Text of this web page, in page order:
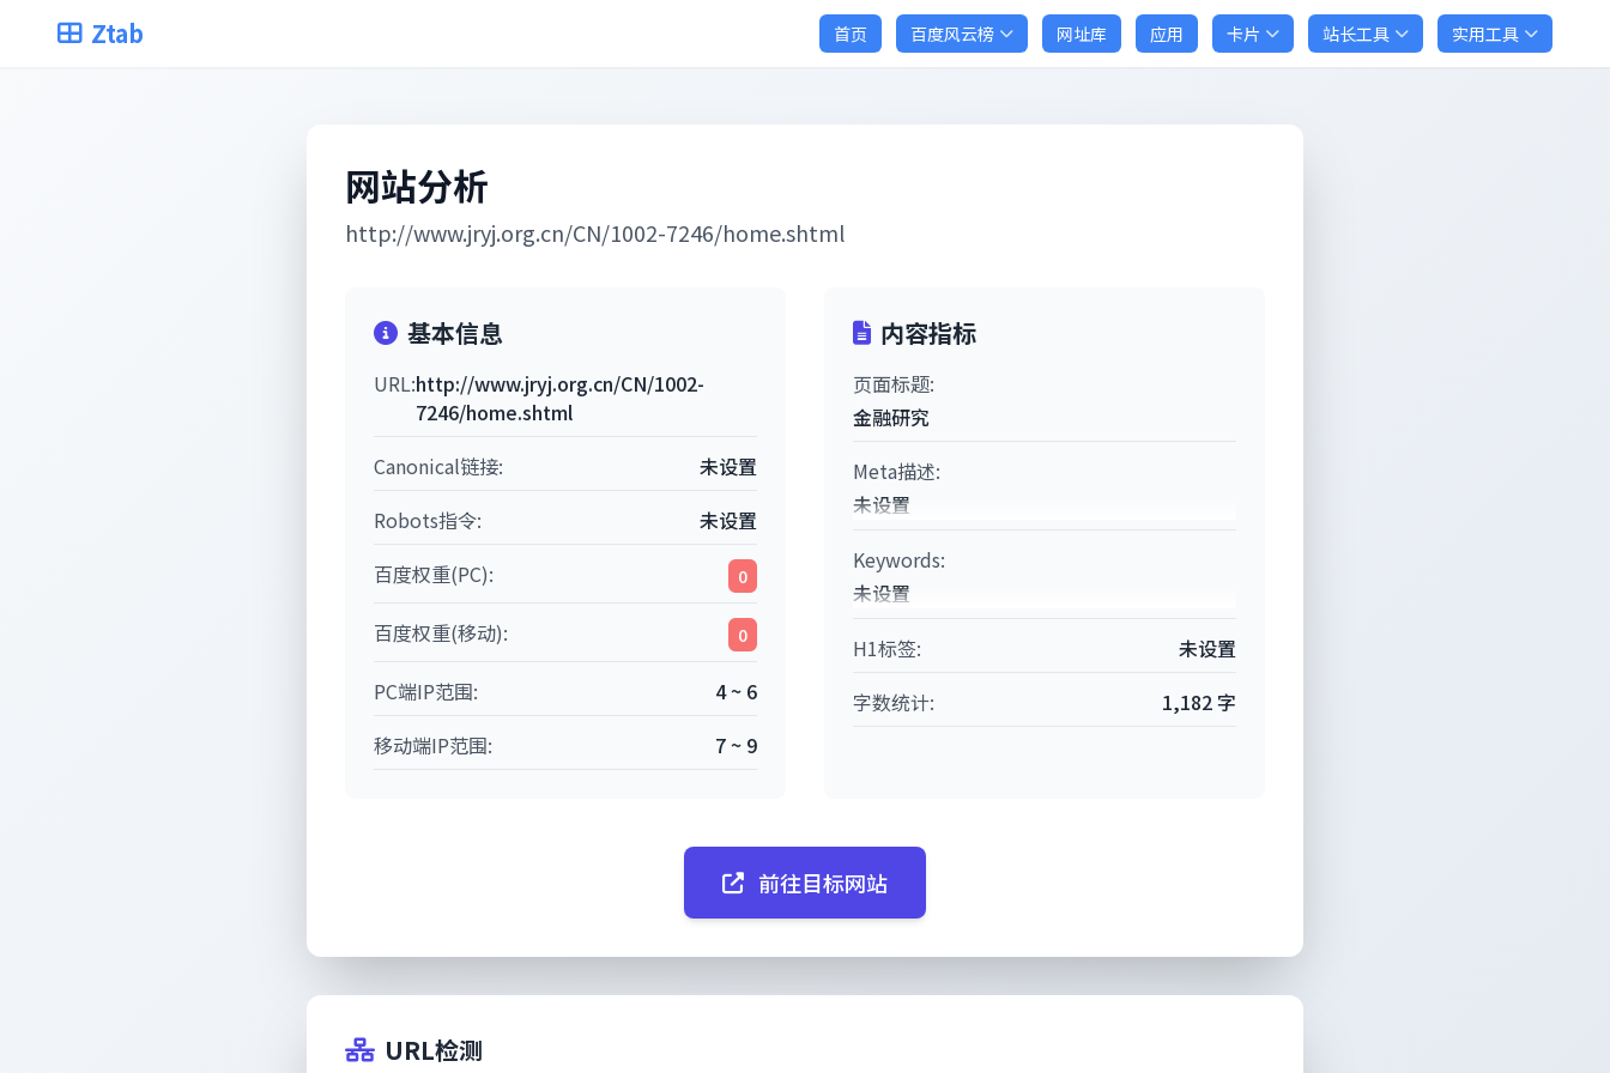
Ztab 首页 百度风云榜 网址库 应用 卡片 站长工具 实用工具
网站分析
http://www.jryj.org.cn/CN/1002-7246/home.shtml
基本信息
URL:http://www.jryj.org.cn/CN/1002-
7246/home.shtml
Canonical链接:
未设置
Robots指令:
未设置
百度权重(PC):
0
百度权重(移动): 0
PC端IP范围:
4 ~ 6
移动端IP范围:
7 ~ 9
内容指标
页面标题:
金融研究
Meta描述:
未设置
Keywords:
未设置
H1标签:
未设置
字数统计:
1,182 字
前往目标网站
URL检测